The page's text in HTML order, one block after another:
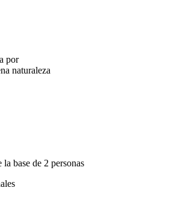
por
naturaleza
base de 2 personas